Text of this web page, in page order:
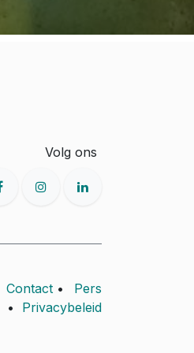
Volg ons
Contact •
Pers
• Privacybeleid